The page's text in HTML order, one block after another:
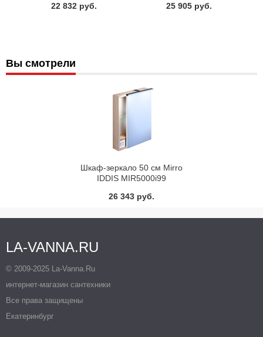
22 832 руб.
25 905 руб.
Вы смотрели
Шкаф-зеркало 50 см Mirro
IDDIS MIR5000i99
26 343 руб.
LA-VANNA.RU
© 2009-2025 La-Vanna.Ru
интернет-магазин сантехники
Все права защищены
Екатеринбург